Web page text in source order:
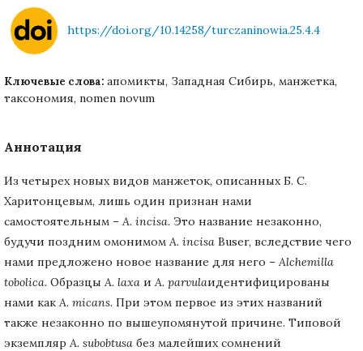
https://doi.org/10.14258/turczaninowia.25.4.4
Ключевые слова: апомикты, Западная Сибирь, манжетка,
таксономия, nomen novum
Аннотация
Из четырех новых видов манжеток, описанных Б. С.
Харитонцевым, лишь один признан нами
самостоятельным – A. incisa. Это название незаконно,
будучи поздним омонимом A. incisa Buser, вследствие чего
нами предложено новое название для него – Alchemilla
tobolica. Образцы A. laxa и A. parvulaидентифицированы
нами как A. micans. При этом первое из этих названий
также незаконно по вышеупомянутой причине. Типовой
экземпляр A. subobtusa без малейших сомнений